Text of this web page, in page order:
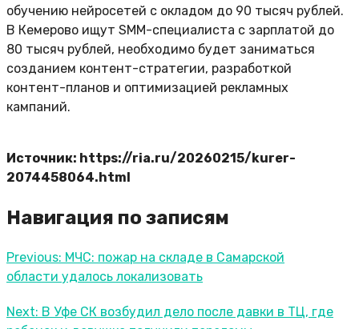
обучению нейросетей с окладом до 90 тысяч рублей.
В Кемерово ищут SMM-специалиста с зарплатой до
80 тысяч рублей, необходимо будет заниматься
созданием контент-стратегии, разработкой
контент-планов и оптимизацией рекламных
кампаний.
Источник: https://ria.ru/20260215/kurer-
2074458064.html
Навигация по записям
Previous: МЧС: пожар на складе в Самарской
области удалось локализовать
Next: В Уфе СК возбудил дело после давки в ТЦ, где